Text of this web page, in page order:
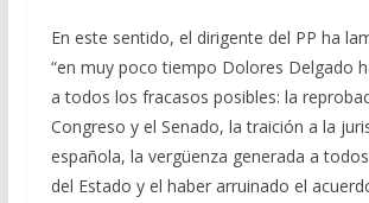
En este sentido, el dirigente del PP ha
“en muy poco tiempo Dolores Delgado
a todos los fracasos posibles: la
Congreso y el Senado, la traición a la
española, la vergüenza generada a
del Estado y el haber arruinado el